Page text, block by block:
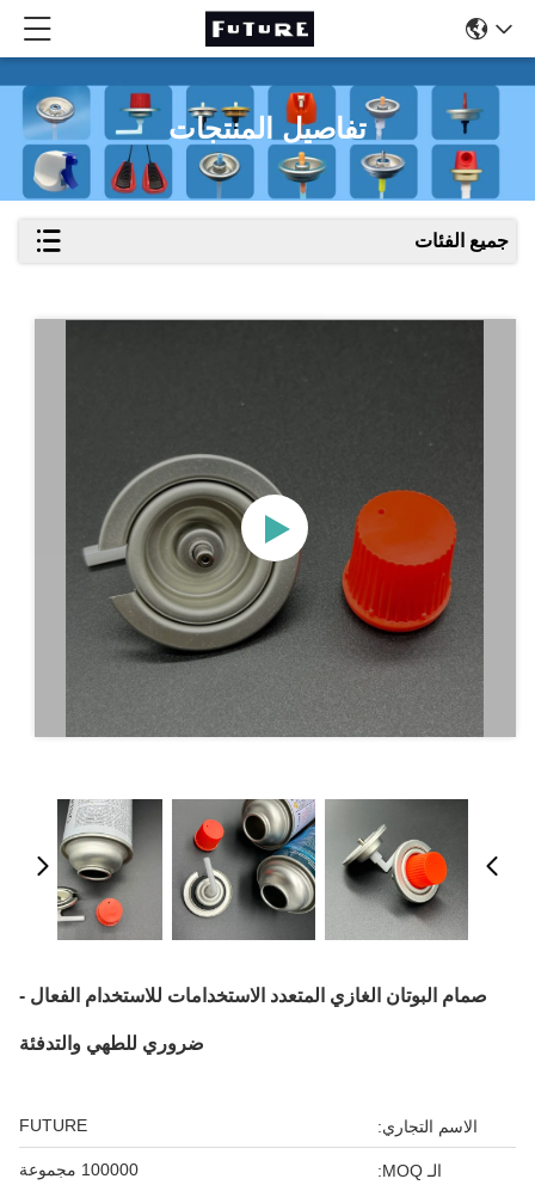
تفاصيل المنتجات
جميع الفئات
صمام البوتان الغازي المتعدد الاستخدامات للاستخدام الفعال -
ضروري للطهي والتدفئة
الاسم التجاري: FUTURE
الـ MOQ: 100000 مجموعة